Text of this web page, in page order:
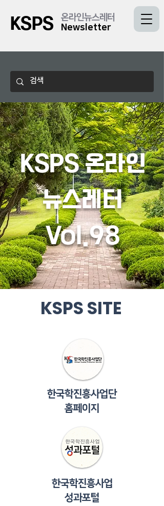
KSPS
온라인뉴스레터
Newsletter
KSPS 온라인
뉴스레터
Vol.98
KSPS SITE
​한국학진흥사업단
​홈페이지
​한국학진흥사업
성과포털